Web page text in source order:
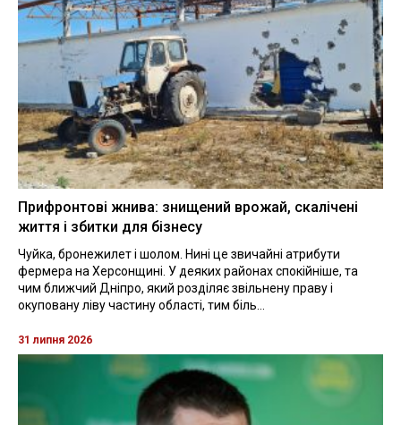
Прифронтові жнива: знищений врожай, скалічені
життя і збитки для бізнесу
Чуйка, бронежилет і шолом. Нині це звичайні атрибути
фермера на Херсонщині. У деяких районах спокійніше, та
чим ближчий Дніпро, який розділяє звільнену праву і
окуповану ліву частину області, тим біль...
31 липня 2026